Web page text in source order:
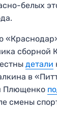
белых
сборной
детали
в
Плющенко
смены